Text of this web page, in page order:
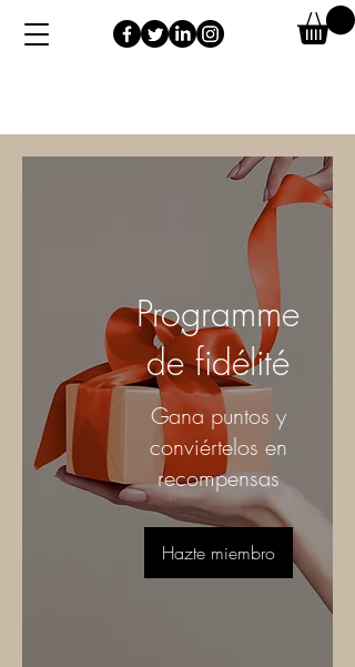
Programme
de fidélité
Gana puntos y
conviértelos en
recompensas
Hazte miembro